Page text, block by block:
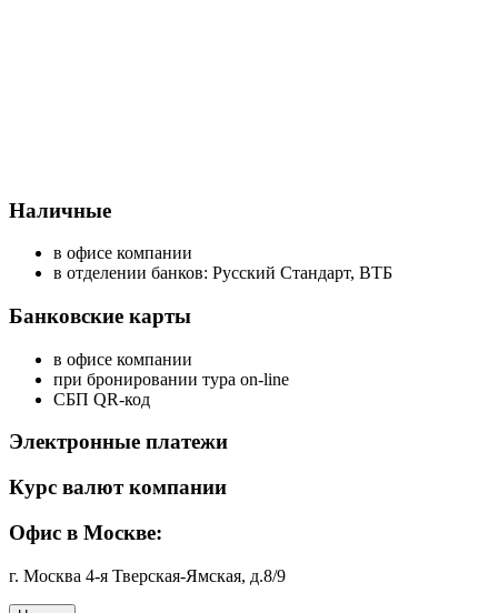
Наличные
в офисе компании
в отделении банков: Русский Стандарт, ВТБ
Банковские карты
в офисе компании
при бронировании тура on-line
СБП QR-код
Электронные платежи
Курс валют компании
Офис в Москве:
г. Москва 4-я Тверская-Ямская, д.8/9